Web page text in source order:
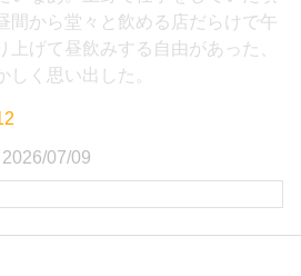
間から堂々と飲める店だらけで午
上げて昼飲みする自由があった、
しく思い出した。
2026/07/09